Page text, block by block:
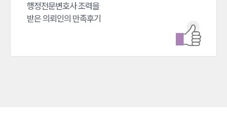
행정전문변호사 조력을
받은 의뢰인의 만족후기